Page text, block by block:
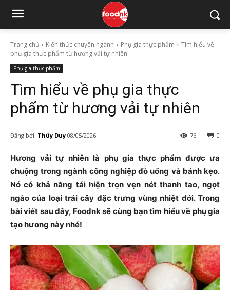
Trang chủ Kiến thức chuyên ngành Phụ gia thực phẩm
Tìm hiểu về
phụ gia thực phẩm từ hương vải tự nhiên
Phụ gia thực phẩm
Tìm hiểu về phụ gia thực
phẩm từ hương vải tự nhiên
Đăng bởi: Thúy Duy 08/05/2026 0
76
Hương vải tự nhiên là phụ gia thực phẩm được ưa
chuộng trong ngành công nghiệp đồ uống và bánh kẹo.
Nó có khả năng tái hiện trọn vẹn nét thanh tao, ngọt
ngào của loại trái cây đặc trưng vùng nhiệt đới. Trong
bài viết sau đây, Foodnk sẽ cùng bạn tìm hiểu về phụ gia
tạo hương này nhé!